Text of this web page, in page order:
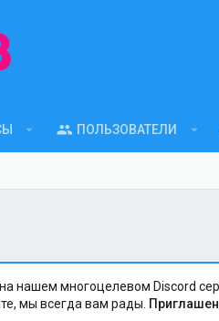
ПОЛЬЗОВАТЕЛИ
нашем многоцелевом Discord
мы всегда вам рады.